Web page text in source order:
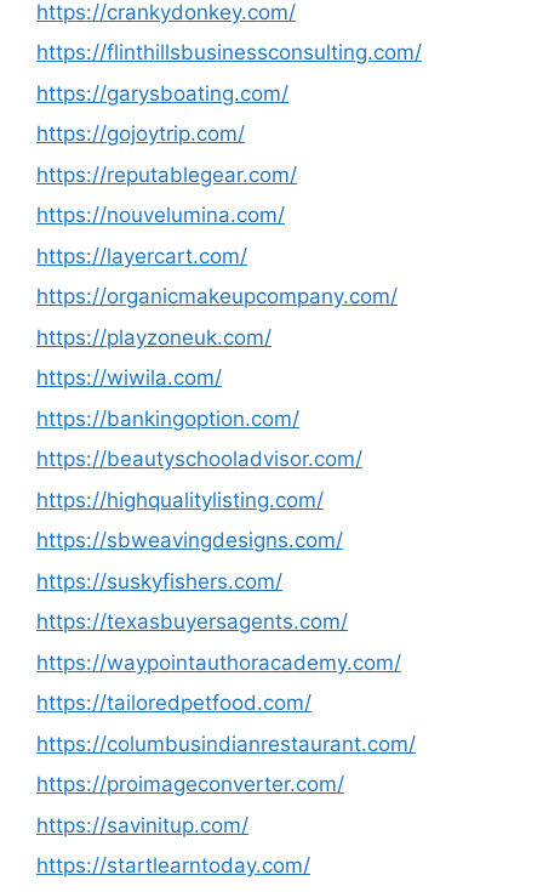
https://crankydonkey.com/
https://flinthillsbusinessconsulting.com/
https://garysboating.com/
https://gojoytrip.com/
https://reputablegear.com/
https://nouvelumina.com/
https://layercart.com/
https://organicmakeupcompany.com/
https://playzoneuk.com/
https://wiwila.com/
https://bankingoption.com/
https://beautyschooladvisor.com/
https://highqualitylisting.com/
https://sbweavingdesigns.com/
https://suskyfishers.com/
https://texasbuyersagents.com/
https://waypointauthoracademy.com/
https://tailoredpetfood.com/
https://columbusindianrestaurant.com/
https://proimageconverter.com/
https://savinitup.com/
https://startlearntoday.com/